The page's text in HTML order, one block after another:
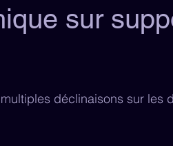
sur
déclinaisons sur les